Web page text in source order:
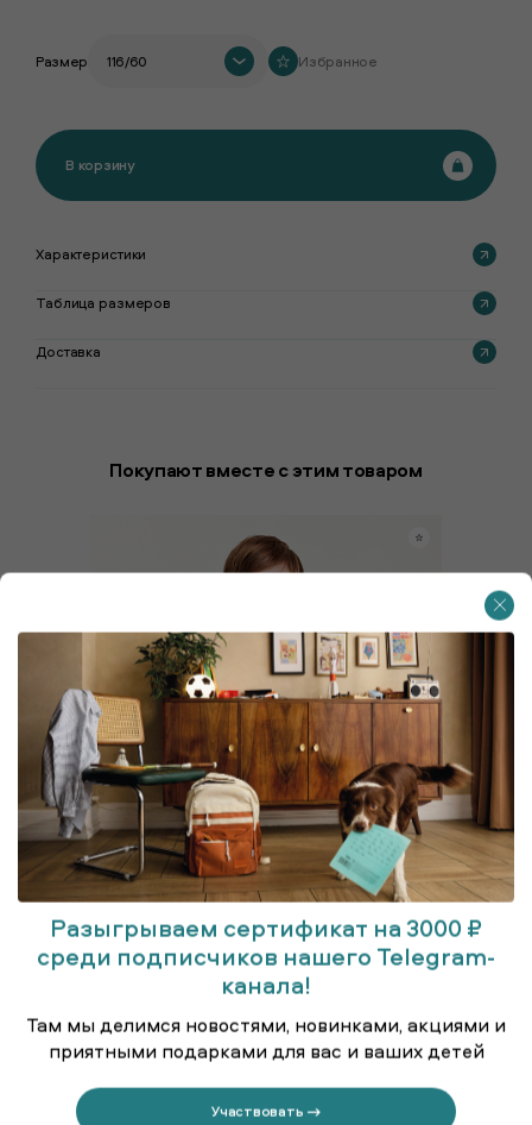
Размер 116/60
В корзину
Избранное
Характеристики
Таблица размеров
Доставка
Покупают вместе с этим товаром
Куртка удлинённая (парка)
Разыгрываем сертификат на 3000 ₽
среди подписчиков нашего Telegram-
канала!
Там мы делимся новостями, новинками, акциями и
приятными подарками для вас и ваших детей
Участвовать →